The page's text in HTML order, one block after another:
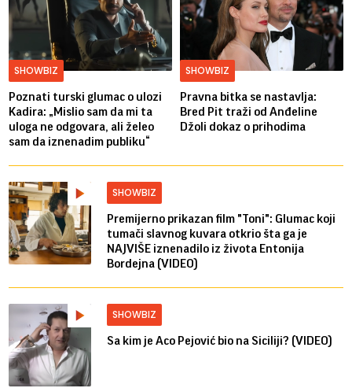
SHOWBIZ
Poznati turski glumac o ulozi
Kadira: „Mislio sam da mi ta
uloga ne odgovara, ali želeo
sam da iznenadim publiku“
SHOWBIZ
Pravna bitka se nastavlja:
Bred ​​Pit traži od Anđeline
Džoli dokaz o prihodima
SHOWBIZ
Premijerno prikazan film "Toni": Glumac koji
tumači slavnog kuvara otkrio šta ga je
NAJVIŠE iznenadilo iz života Entonija
Bordejna (VIDEO)
SHOWBIZ
Sa kim je Aco Pejović bio na Siciliji? (VIDEO)